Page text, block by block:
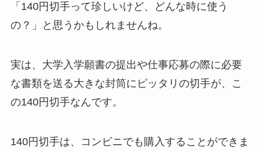
「140円切手って珍しいけど、どんな時に使う
の？」と思うかもしれませんね。
実は、大学入学願書の提出や仕事応募の際に必要
な書類を送る大きな封筒にピッタリの切手が、こ
の140円切手なんです。
140円切手は、コンビニでも購入することができま